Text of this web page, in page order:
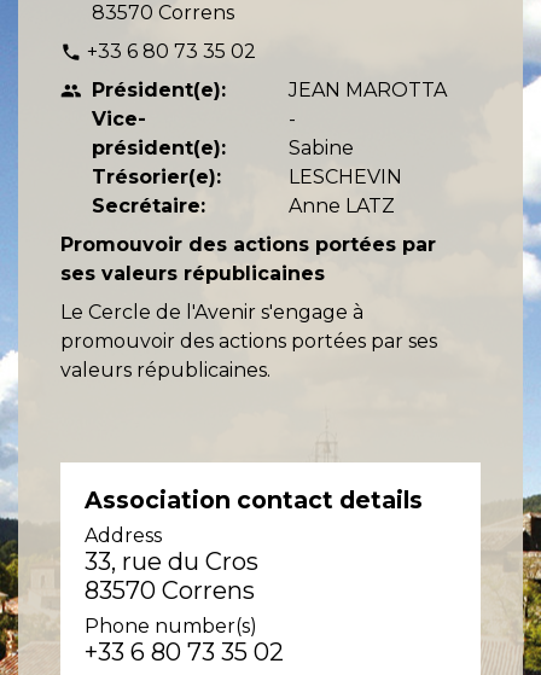
83570 Correns
phone +33 6 80 73 35 02
people Président(e):
Vice-
président(e):
Trésorier(e):
Secrétaire:
JEAN MAROTTA
-
Sabine
LESCHEVIN
Anne LATZ
Promouvoir des actions portées par
ses valeurs républicaines
Le Cercle de l'Avenir s'engage à
promouvoir des actions portées par ses
valeurs républicaines.
Association contact details
Address
33, rue du Cros
83570 Correns
Phone number(s)
+33 6 80 73 35 02